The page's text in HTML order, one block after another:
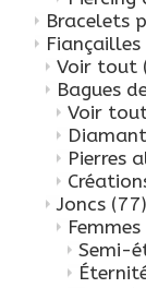
Bracelets
Fiançailles
Voir tout
Bagues
Voir
Diamant
Pierres
Joncs (77)
Femmes
Semi-